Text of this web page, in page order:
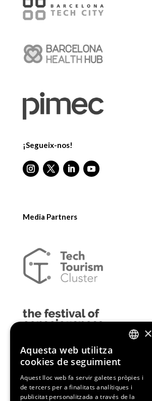
¡Segueix-nos!
Media Partners
CATALAN
×
Aquesta web utilitza
cookies de seguimient
Aquest lloc web fa servir galetes pròpies i
de tercers per a finalitats analítiques i
publicitat personalitzada a través de la